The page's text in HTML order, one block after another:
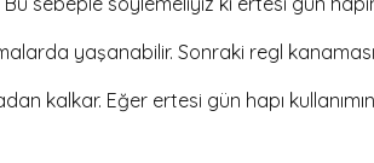
yaşanabilir. Sonraki regl
kalkar. Eğer ertesi gün hapı